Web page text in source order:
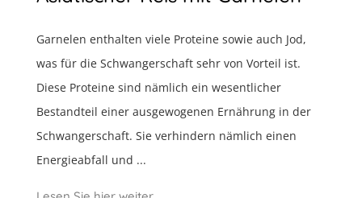
Garnelen enthalten viele Proteine sowie auch Jod,
was für die Schwangerschaft sehr von Vorteil ist.
Diese Proteine sind nämlich ein wesentlicher
Bestandteil einer ausgewogenen Ernährung in der
Schwangerschaft. Sie verhindern nämlich einen
Energieabfall und ...